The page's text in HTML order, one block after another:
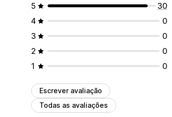
5
30
4
0
3
0
2
0
1
0
Escrever avaliação
Todas as avaliações